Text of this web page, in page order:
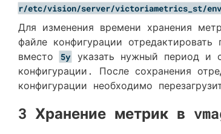
r/etc/vision/server/victoriametrics_st/
Для изменения времени хранения
файле конфигурации отредактировать
вместо
5y
указать нужный период и
конфигурации. После сохранения
конфигурации необходимо
3 Хранение метрик в